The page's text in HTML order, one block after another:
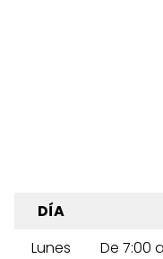
DÍA
Lunes
De 7:00